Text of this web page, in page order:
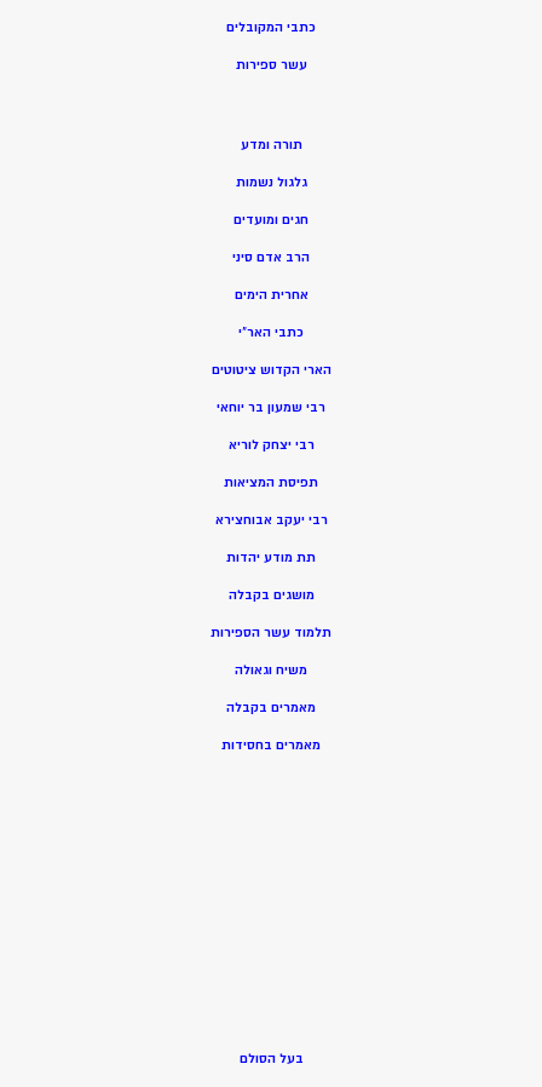
כתבי המקובלים
עשר ספירות
תורה ומדע
גלגול נשמות
חגים ומועדים
הרב אדם סיני
אחרית הימים
כתבי האר”י
הארי הקדוש ציטוטים
רבי שמעון בר יוחאי
רבי יצחק לוריא
תפיסת המציאות
רבי יעקב אבוחצירא
תת מודע יהדות
מושגים בקבלה
תלמוד עשר הספירות
משיח וגאולה
מאמרים בקבלה
מאמרים בחסידות
בעל הסולם